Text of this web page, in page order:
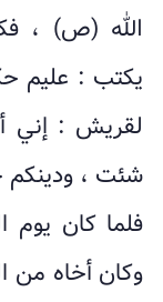
الله (ص) ،
يكتب : عليم
لقريش : إني
شئت ، ودينكم
فلما كان يوم
وكان أخاه من